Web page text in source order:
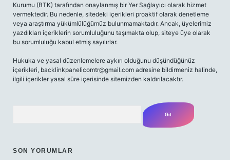
Kurumu (BTK) tarafından onaylanmış bir Yer Sağlayıcı olarak hizmet
vermektedir. Bu nedenle, sitedeki içerikleri proaktif olarak denetleme
veya araştırma yükümlülüğümüz bulunmamaktadır. Ancak, üyelerimiz
yazdıkları içeriklerin sorumluluğunu taşımakta olup, siteye üye olarak
bu sorumluluğu kabul etmiş sayılırlar.
Hukuka ve yasal düzenlemelere aykırı olduğunu düşündüğünüz
içerikleri, backlinkpanelicomtr@gmail.com adresine bildirmeniz halinde,
ilgili içerikler yasal süre içerisinde sitemizden kaldırılacaktır.
SON YORUMLAR